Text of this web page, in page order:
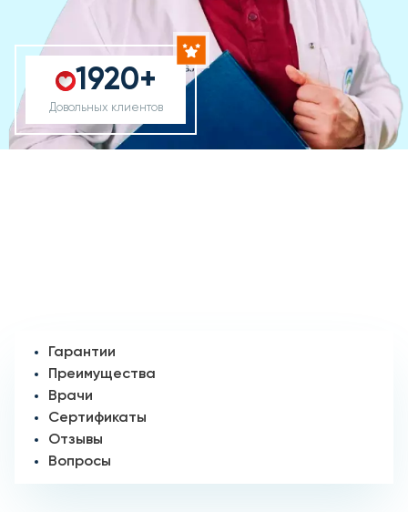
1920+
Довольных клиентов
Гарантии
Преимущества
Врачи
Сертификаты
Отзывы
Вопросы